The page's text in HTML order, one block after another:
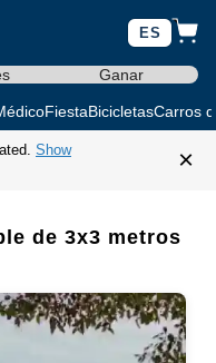
ES
Ganar
FiestaBicicletasCarros
Show
×
de 3x3 metros